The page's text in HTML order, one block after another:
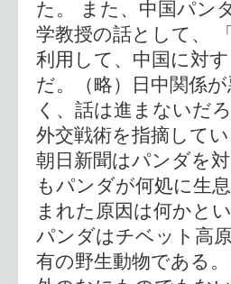
た。 また、中国パン
学教授の話として、
利用して、中国に対
だ。（略）日中関係
く、話は進まないだ
外交戦術を指摘して
朝日新聞はパンダを
もパンダが何処に生
まれた原因は何かと
パンダはチベット高
有の野生動物である